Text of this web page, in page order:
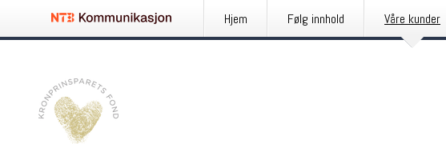
Hjem Følg innhold Våre kunder